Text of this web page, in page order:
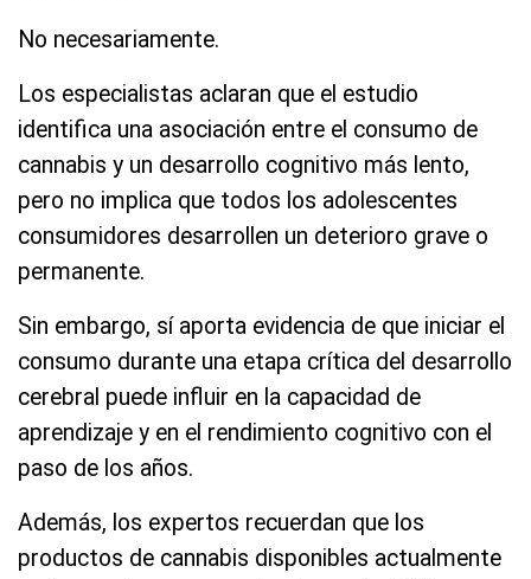
No necesariamente.
Los especialistas aclaran que el estudio
identifica una asociación entre el consumo de
cannabis y un desarrollo cognitivo más lento,
pero no implica que todos los adolescentes
consumidores desarrollen un deterioro grave o
permanente.
Sin embargo, sí aporta evidencia de que iniciar el
consumo durante una etapa crítica del desarrollo
cerebral puede influir en la capacidad de
aprendizaje y en el rendimiento cognitivo con el
paso de los años.
Además, los expertos recuerdan que los
productos de cannabis disponibles actualmente